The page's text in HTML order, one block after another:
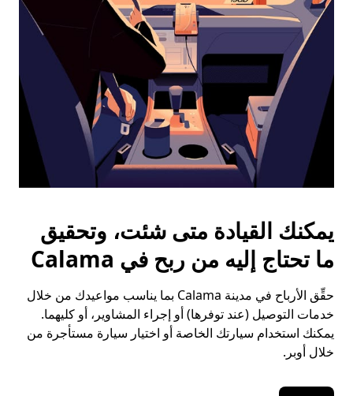
لإغلاق
التقويم.
يمكنك القيادة متى شئت، وتحقيق
ما تحتاج إليه من ربح في Calama
حقِّق الأرباح في مدينة Calama بما يناسب مواعيدك من خلال
خدمات التوصيل (عند توفرها) أو إجراء المشاوير، أو كليهما.
يمكنك استخدام سيارتك الخاصة أو اختيار سيارة مستأجرة من
خلال أوبر.